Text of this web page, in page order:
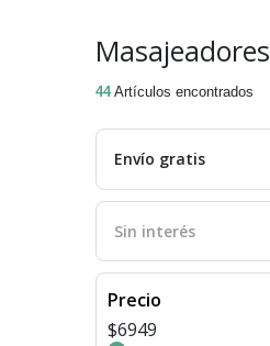
Masajeadores
44Artículos encontrados
Envío gratis
Sin interés
Precio
$6949